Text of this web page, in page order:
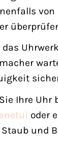
das
Ihre
oder
und